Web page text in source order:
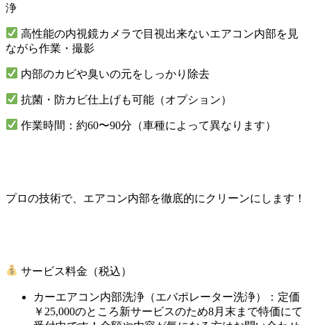
浄
高性能の内視鏡カメラで目視出来ないエアコン内部を見
ながら作業・撮影
内部のカビや臭いの元をしっかり除去
抗菌・防カビ仕上げも可能（オプション）
作業時間：約60〜90分（車種によって異なります）
プロの技術で、エアコン内部を徹底的にクリーンにします！
サービス料金（税込）
カーエアコン内部洗浄（エバポレーター洗浄）：定価
￥25,000のところ新サービスのため8月末まで特価にて